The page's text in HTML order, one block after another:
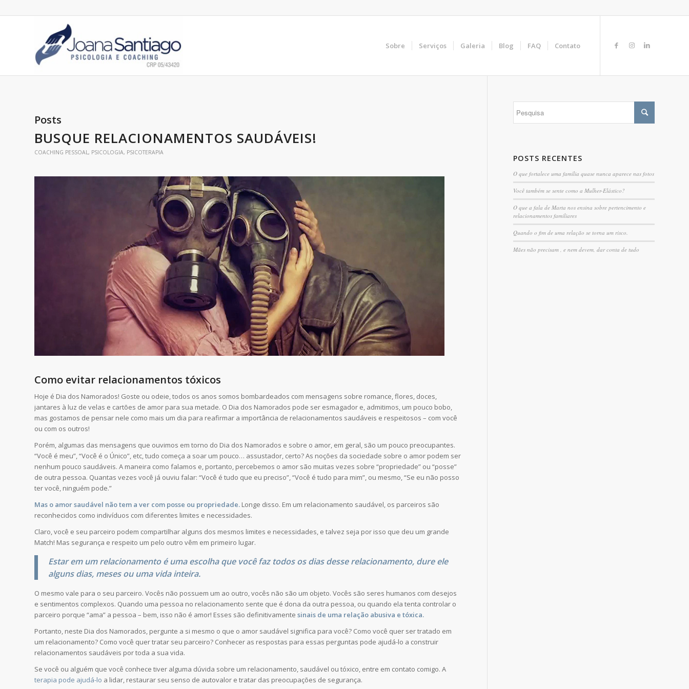
Sobre Serviços Galeria Blog FAQ Contato
Posts
BUSQUE RELACIONAMENTOS SAUDÁVEIS!
COACHING PESSOAL, PSICOLOGIA, PSICOTERAPIA
Como evitar relacionamentos tóxicos
Hoje é Dia dos Namorados! Goste ou odeie, todos os anos somos bombardeados com mensagens sobre romance, flores, doces,
jantares à luz de velas e cartões de amor para sua metade. O Dia dos Namorados pode ser esmagador e, admitimos, um pouco bobo,
mas gostamos de pensar nele como mais um dia para reafirmar a importância de relacionamentos saudáveis ​​e respeitosos – com você
ou com os outros!
Porém, algumas das mensagens que ouvimos em torno do Dia dos Namorados e sobre o amor, em geral, são um pouco preocupantes.
“Você é meu”, “Você é o Único”, etc, tudo começa a soar um pouco… assustador, certo? As noções da sociedade sobre o amor podem ser
nenhum pouco saudáveis. A maneira como falamos e, portanto, percebemos o amor são muitas vezes sobre “propriedade” ou “posse”
de outra pessoa. Quantas vezes você já ouviu falar: “Você é tudo que eu preciso”, “Você é tudo para mim”, ou mesmo, “Se eu não posso
ter você, ninguém pode.”
Mas o amor saudável não tem a ver com posse ou propriedade. Longe disso. Em um relacionamento saudável, os parceiros são
reconhecidos como indivíduos com diferentes limites e necessidades.
Claro, você e seu parceiro podem compartilhar alguns dos mesmos limites e necessidades, e talvez seja por isso que deu um grande
Match! Mas segurança e respeito um pelo outro vêm em primeiro lugar.
Estar em um relacionamento é uma escolha que você faz todos os dias desse relacionamento, dure ele
alguns dias, meses ou uma vida inteira.
O mesmo vale para o seu parceiro. Vocês não possuem um ao outro, vocês não são um objeto. Vocês são seres humanos com desejos
e sentimentos complexos. Quando uma pessoa no relacionamento sente que é dona da outra pessoa, ou quando ela tenta controlar o
parceiro porque “ama” a pessoa – bem, isso não é amor! Esses são definitivamente sinais de uma relação abusiva e tóxica.
Portanto, neste Dia dos Namorados, pergunte a si mesmo o que o amor saudável significa para você? Como você quer ser tratado em
um relacionamento? Como você quer tratar seu parceiro? Conhecer as respostas para essas perguntas pode ajudá-lo a construir
relacionamentos saudáveis ​​por toda a sua vida.
Se você ou alguém que você conhece tiver alguma dúvida sobre um relacionamento, saudável ou tóxico, entre em contato comigo. A
terapia pode ajudá-lo a lidar, restaurar seu senso de autovalor e tratar das preocupações de segurança.
POSTS RECENTES
O que fortalece uma família quase nunca aparece nas fotos
Você também se sente como a Mulher-Elástico?
O que a fala de Marta nos ensina sobre pertencimento e
relacionamentos familiares
Quando o fim de uma relação se torna um risco.
Mães não precisam , e nem devem, dar conta de tudo